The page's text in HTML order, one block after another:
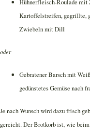
Kartoffelstreifen, gegrillte,
Zwiebeln mit Dill
oder
Gebratener Barsch mit
gedünstetes Gemüse nach
Je nach Wunsch wird dazu frisch
gereicht. Der Brotkorb ist, wie